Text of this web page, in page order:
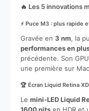
🔥 Les 5 innovations
⚡ Puce M3 : plus rapide
Gravée en 3 nm, la
performances en
précédente. Son
une première sur
🏆 Écran Liquid Retina
Le mini-LED Liquid